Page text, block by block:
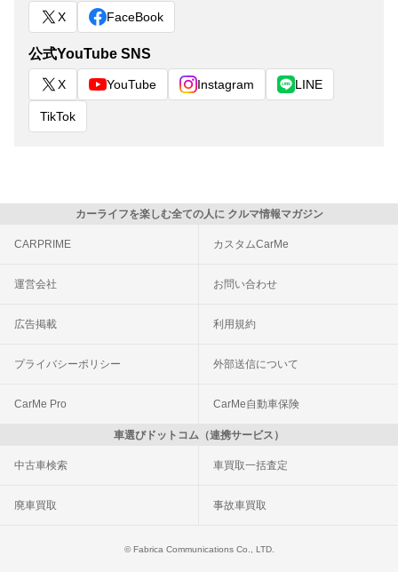
X FaceBook
公式YouTube SNS
X YouTube Instagram LINE
TikTok
カーライフを楽しむ全ての人に クルマ情報マガジン
CARPRIME カスタムCarMe
運営会社 お問い合わせ
広告掲載 利用規約
プライバシーポリシー 外部送信について
CarMe Pro CarMe自動車保険
車選びドットコム（連携サービス）
中古車検索 車買取一括査定
廃車買取 事故車買取
© Fabrica Communications Co., LTD.